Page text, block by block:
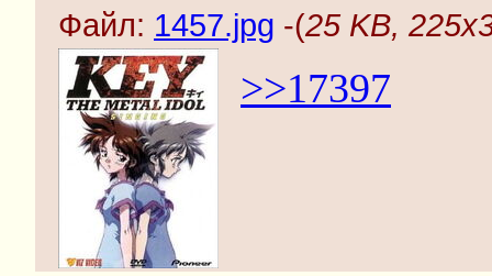
Файл: 1457.jpg -(25 KB,
>>17397